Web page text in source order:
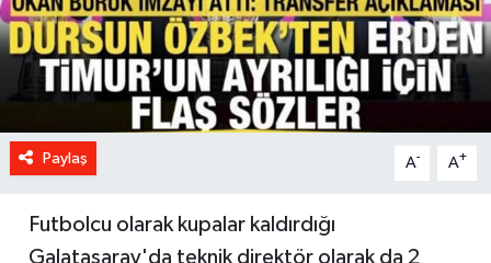
Paylaş A- A+
Futbolcu olarak kupalar kaldırdığı
Galatasaray'da teknik direktör olarak da 2